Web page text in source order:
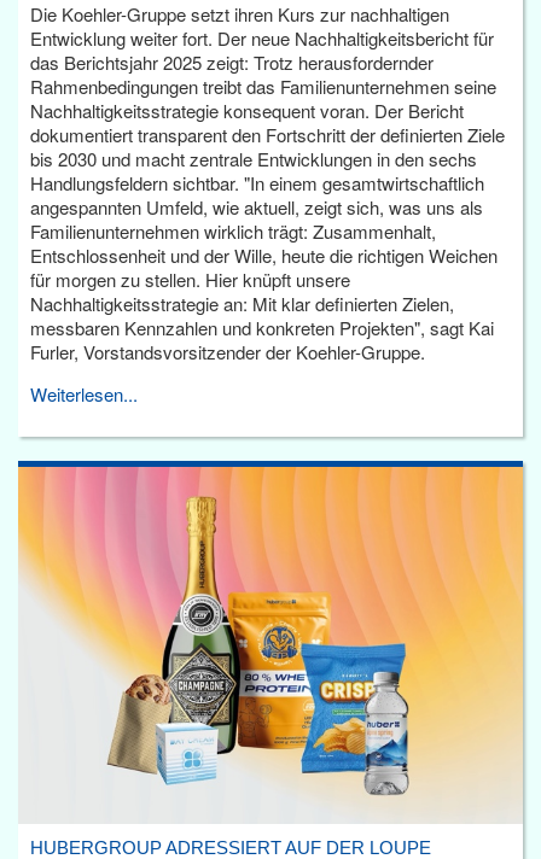
Die Koehler-Gruppe setzt ihren Kurs zur nachhaltigen
Entwicklung weiter fort. Der neue Nachhaltigkeitsbericht für
das Berichtsjahr 2025 zeigt: Trotz herausfordernder
Rahmenbedingungen treibt das Familienunternehmen seine
Nachhaltigkeitsstrategie konsequent voran. Der Bericht
dokumentiert transparent den Fortschritt der definierten Ziele
bis 2030 und macht zentrale Entwicklungen in den sechs
Handlungsfeldern sichtbar. "In einem gesamtwirtschaftlich
angespannten Umfeld, wie aktuell, zeigt sich, was uns als
Familienunternehmen wirklich trägt: Zusammenhalt,
Entschlossenheit und der Wille, heute die richtigen Weichen
für morgen zu stellen. Hier knüpft unsere
Nachhaltigkeitsstrategie an: Mit klar definierten Zielen,
messbaren Kennzahlen und konkreten Projekten", sagt Kai
Furler, Vorstandsvorsitzender der Koehler-Gruppe.
Weiterlesen...
HUBERGROUP ADRESSIERT AUF DER LOUPE